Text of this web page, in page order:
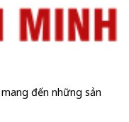
đến những sản